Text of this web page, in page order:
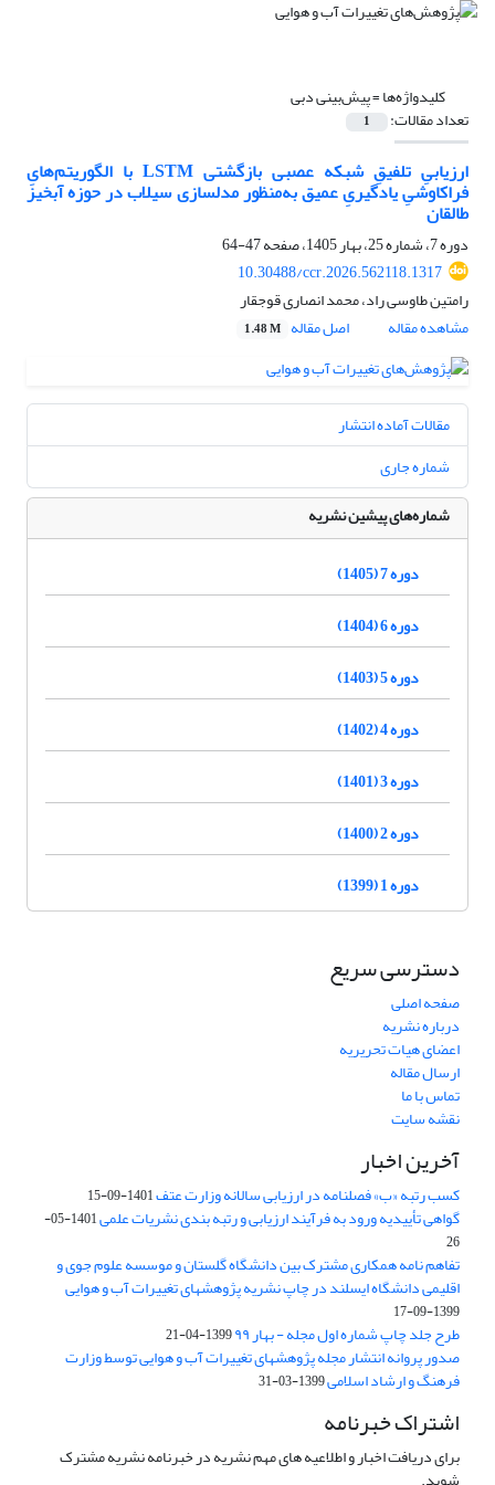
کلیدواژه‌ها =پیش‌بینی دبی
تعداد مقالات: 1
ارزیابیِ تلفیقِ شبکه عصبی بازگشتی LSTM با الگوریتم‌هایِ
فراکاوشیِ یادگیریِ عمیق به‌منظور مدلسازی سیلاب در حوزه آبخیز
طالقان
دوره 7، شماره 25، بهار 1405، صفحه
47-64
10.30488/ccr.2026.562118.1317
رامتین طاوسی راد، محمد انصاری قوجقار
مشاهده مقاله
اصل مقاله 1.48 M
مقالات آماده انتشار
شماره جاری
شماره‌های پیشین نشریه
دوره 7 (1405)
دوره 6 (1404)
دوره 5 (1403)
دوره 4 (1402)
دوره 3 (1401)
دوره 2 (1400)
دوره 1 (1399)
دسترسی سریع
صفحه اصلی
درباره نشریه
اعضای هیات تحریریه
ارسال مقاله
تماس با ما
نقشه سایت
آخرین اخبار
کسب رتبه «ب» فصلنامه در ارزیابی سالانه وزارت عتف1401-09-15
گواهی تأییدیه ورود به فرآیند ارزیابی و رتبه بندی نشریات علمی
1401-05-
26
تفاهم نامه همکاری مشترک بین دانشگاه گلستان و موسسه علوم جوی و
اقلیمی دانشگاه ایسلند در چاپ نشریه پژوهشهای تغییرات آب و هوایی
1399-09-17
طرح جلد چاپ شماره اول مجله - بهار ۹۹ 1399-04-21
صدور پروانه انتشار مجله پژوهشهای تغییرات آب و هوایی توسط وزارت
فرهنگ و ارشاد اسلامی1399-03-31
اشتراک خبرنامه
برای دریافت اخبار و اطلاعیه های مهم نشریه در خبرنامه نشریه مشترک